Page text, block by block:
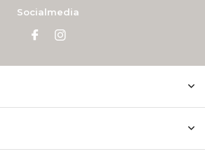
Socialmedia